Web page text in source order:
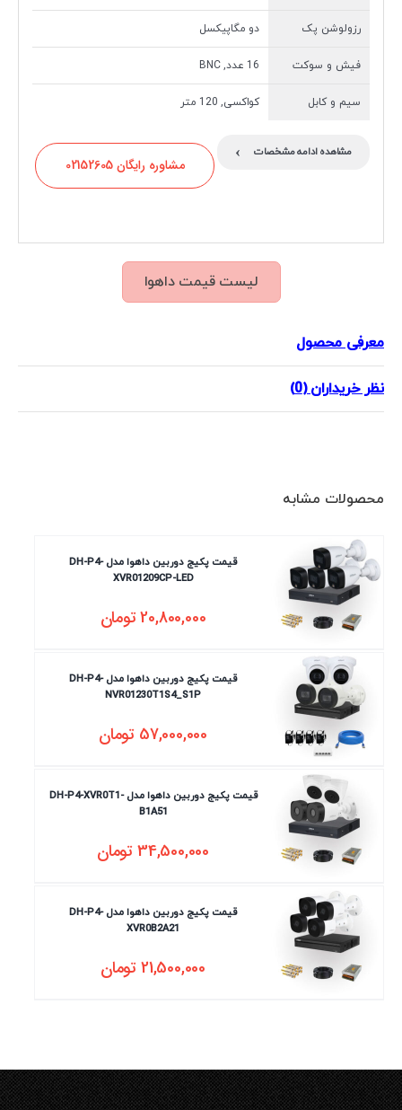
رزولوشن پک دو مگاپیکسل
فیش و سوکت 16 عدد, BNC
سیم و کابل کواکسی, 120 متر
مشاهده ادامه مشخصات ›
مشاوره رایگان 02152605
لیست قیمت داهوا
معرفی محصول
نظر خریداران (0)
محصولات مشابه
قیمت پکیج دوربین داهوا مدل DH-P4-
XVR01209CP-LED
20,800,000تومان
قیمت پکیج دوربین داهوا مدل DH-P4-
NVR01230T1S4_S1P
57,000,000 تومان
قیمت پکیج دوربین داهوا مدل DH-P4-XVR0T1-
B1A51
34,500,000تومان
قیمت پکیج دوربین داهوا مدل DH-P4-
XVR0B2A21
21,500,000تومان